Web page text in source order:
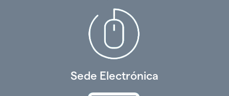
Sede Electrónica